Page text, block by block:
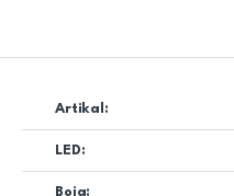
Artikal:
LED:
Boja: